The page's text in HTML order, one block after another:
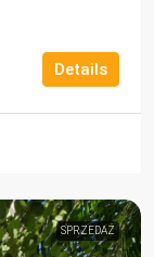
Details
SPRZEDAŻ